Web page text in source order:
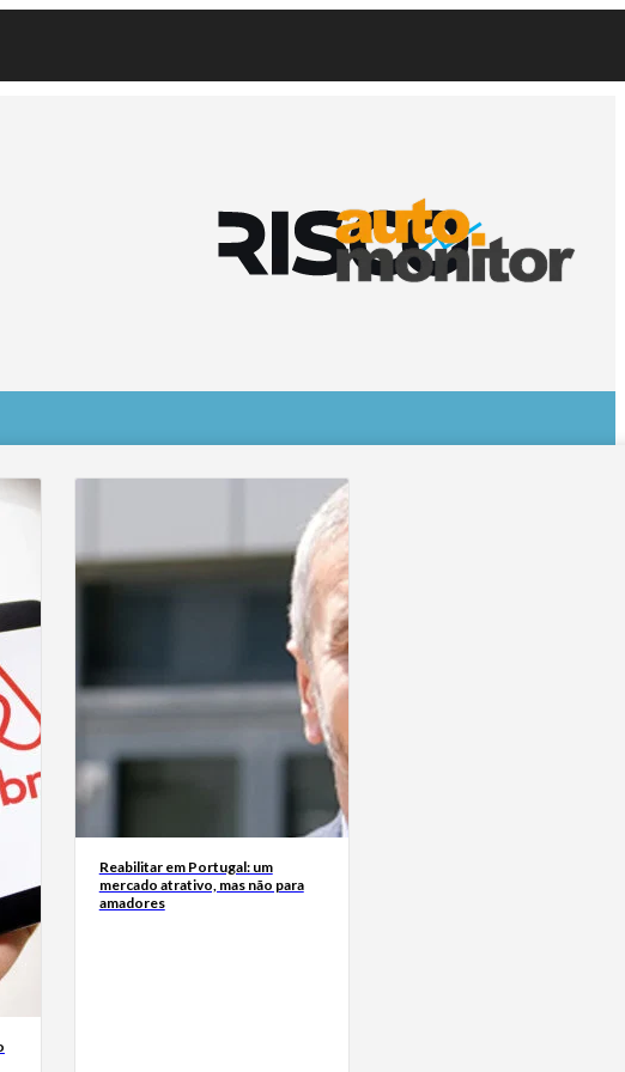
Reabilitar em Portugal: um
mercado atrativo, mas não para
amadores